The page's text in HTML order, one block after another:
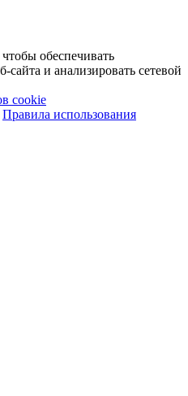
обеспечивать
и анализировать сетевой
cookie
Правила использования